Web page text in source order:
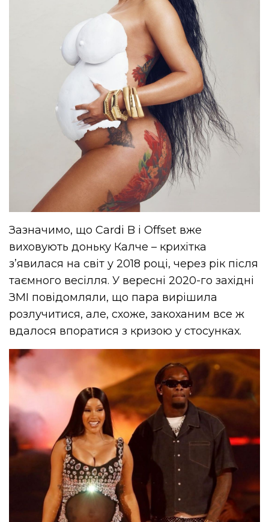
Зазначимо, що Cardi B і Offset вже
виховують доньку Калче – крихітка
з’явилася на світ у 2018 році, через рік після
таємного весілля. У вересні 2020-го західні
ЗМІ повідомляли, що пара вирішила
розлучитися, але, схоже, закоханим все ж
вдалося впоратися з кризою у стосунках.